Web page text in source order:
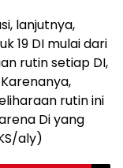
lanjutnya,
19 DI mulai dari
rutin setiap DI,
rutin ini
Di yang
aly)